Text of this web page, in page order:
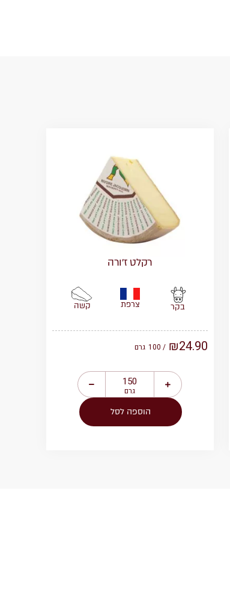
רקלט ז’ורה
בקר צרפת קשה
₪24.90
/ 100 גרם
גרם
הוספה לסל